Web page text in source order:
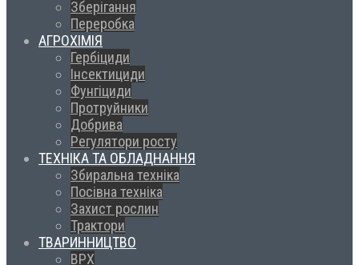
Зберігання
Переробка
АГРОХІМІЯ
Гербіциди
Інсектициди
Фунгіциди
Протруйники
Добрива
Регулятори росту
ТЕХНІКА ТА ОБЛАДНАННЯ
Збиральна техніка
Посівна техніка
Захист рослин
Трактори
ТВАРИННИЦТВО
ВРХ